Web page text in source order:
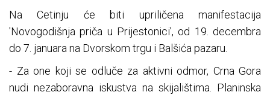
Na Cetinju će biti upriličena manifestacija
'Novogodišnja priča u Prijestonici', od 19. decembra
do 7. januara na Dvorskom trgu i Balšića pazaru.
- Za one koji se odluče za aktivni odmor, Crna Gora
nudi nezaboravna iskustva na skijalištima. Planinska